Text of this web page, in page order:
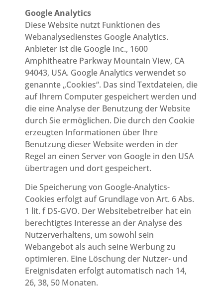
Google Analytics
Diese Website nutzt Funktionen des
Webanalysedienstes Google Analytics.
Anbieter ist die Google Inc., 1600
Amphitheatre Parkway Mountain View, CA
94043, USA. Google Analytics verwendet so
genannte „Cookies“. Das sind Textdateien, die
auf Ihrem Computer gespeichert werden und
die eine Analyse der Benutzung der Website
durch Sie ermöglichen. Die durch den Cookie
erzeugten Informationen über Ihre
Benutzung dieser Website werden in der
Regel an einen Server von Google in den USA
übertragen und dort gespeichert.
Die Speicherung von Google-Analytics-
Cookies erfolgt auf Grundlage von Art. 6 Abs.
1 lit. f DS-GVO. Der Websitebetreiber hat ein
berechtigtes Interesse an der Analyse des
Nutzerverhaltens, um sowohl sein
Webangebot als auch seine Werbung zu
optimieren. Eine Löschung der Nutzer- und
Ereignisdaten erfolgt automatisch nach 14,
26, 38, 50 Monaten.